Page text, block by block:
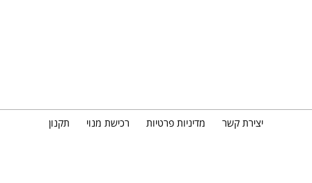
תקנון רכישת מנוי מדיניות פרטיות יצירת קשר